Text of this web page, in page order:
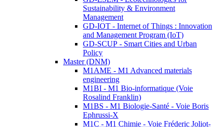
Sustainability & Environment
Management
GD-IOT - Internet of Things : Innovation
and Management Program (IoT)
GD-SCUP - Smart Cities and Urban
Policy
Master (DNM)
M1AME - M1 Advanced materials
engineering
M1BI - M1 Bio-informatique (Voie
Rosalind Franklin)
M1BS - M1 Biologie-Santé - Voie Boris
Ephrussi-X
M1C - M1 Chimie - Voie Fréderic Joliot-